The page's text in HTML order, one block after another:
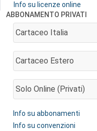
Info su licenze online
ABBONAMENTO PRIVATI
Cartaceo Italia
AGGIUNGI AL CARRELLO
Cartaceo Estero
AGGIUNGI AL CARRELLO
Solo Online (privati)
AGGIUNGI AL CARRELLO
Info su abbonamenti
Info su convenzioni